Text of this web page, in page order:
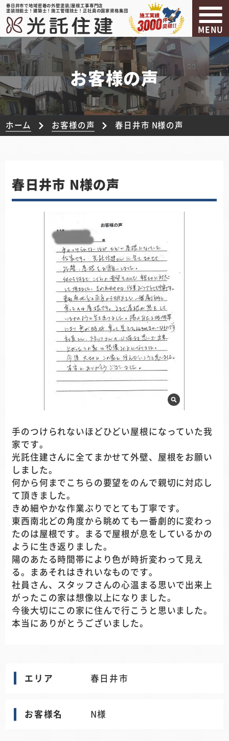
春日井市で地域密着の外壁塗装/屋根工事専門店
塗装技能士！建築士！施工管理技士！正社員の国家資格集団
MENU
お客様の声
ホーム お客様の声 春日井市 N様の声
春日井市 N様の声
手のつけられないほどひどい屋根になっていた我
家です。
光託住建さんに全てまかせて外壁、屋根をお願い
しました。
何から何までこちらの要望をのんで親切に対応し
て頂きました。
きめ細やかな作業ぶりでとても丁寧です。
東西南北どの角度から眺めても一番劇的に変わっ
たのは屋根です。まるで屋根が息をしているかの
ように生き返りました。
陽のあたる時間帯により色が時折変わって見え
る。まあそれはきれいなものです。
社員さん、スタッフさんの心温まる思いで出来上
がったこの家は想像以上になりました。
今後大切にこの家に住んで行こうと思いました。
本当にありがとうございました。
エリア 春日井市
お客様名 N様